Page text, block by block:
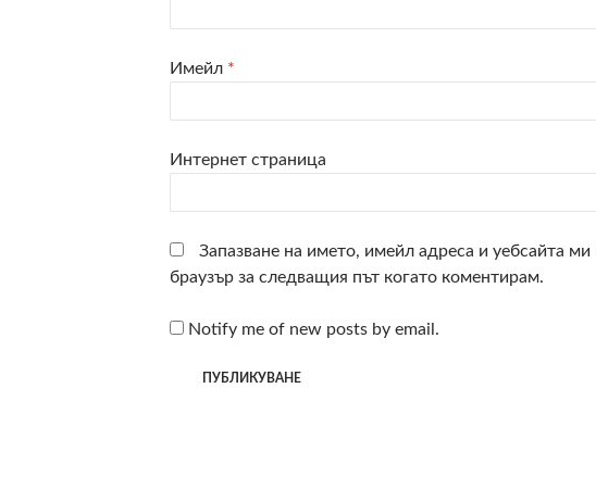
Имейл *
Интернет страница
Запазване на името, имейл адреса и уебсайта ми
браузър за следващия път когато коментирам.
Notify me of new posts by email.